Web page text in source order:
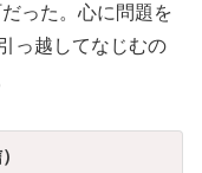
った。心に問題を
っ越してなじむの